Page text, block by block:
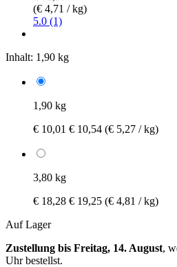
(€ 4,71 / kg)
5.0 (1)
Inhalt: 1,90 kg
1,90 kg
€ 10,01 € 10,54 (€ 5,27 / kg)
3,80 kg
€ 18,28 € 19,25 (€ 4,81 / kg)
Auf Lager
Zustellung bis Freitag, 14. August,
Uhrbestellst.